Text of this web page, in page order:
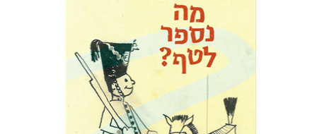
יעקבה סצ'רדוטי
תמי ישראלי